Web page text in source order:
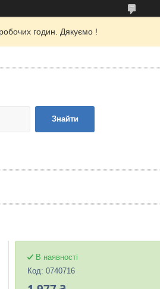
годин. Дякуємо !
Знайти
В наявності
Код: 0740716